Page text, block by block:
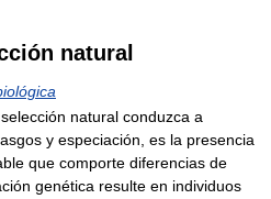
natural
natural conduzca a
y especiación, es la presencia
que comporte diferencias de
genética resulte en individuos